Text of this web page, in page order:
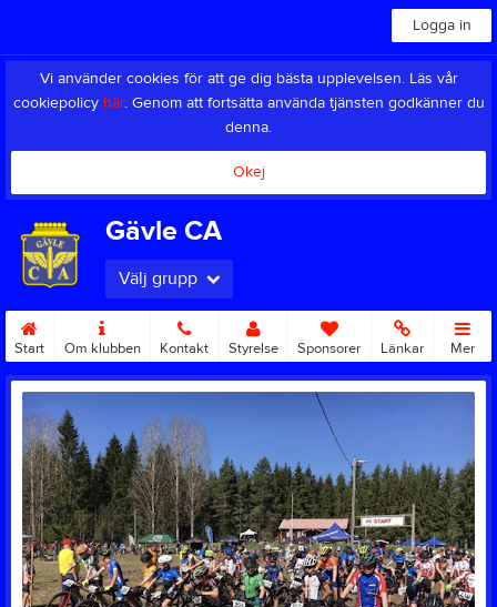
Logga in
Vi använder cookies för att ge dig bästa upplevelsen. Läs vår
cookiepolicy här. Genom att fortsätta använda tjänsten godkänner du
denna.
Okej
Gävle CA
Välj grupp
Start Om klubben Kontakt Styrelse Sponsorer Länkar Mer